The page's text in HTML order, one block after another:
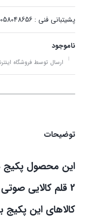
پشیتبانی فنی : 09058048656
ناموجود
ارسال توسط فروشگاه
توضیحات
این محصول پکیج
2 قلم کالایی صوتی خودرو است.
کالاهای این پکیج